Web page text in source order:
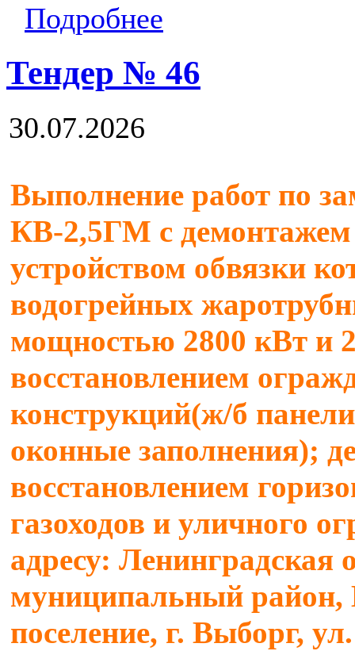
Подробнее
Тендер № 46
30.07.2026
Выполнение работ по
КВ-2,5ГМ с
устройством обвязки
водогрейных
мощностью 2800 кВт и
восстановлением
конструкций(ж/б
оконные заполнения);
восстановлением
газоходов и уличного
адресу: Ленинградская
муниципальный район,
поселение, г. Выборг,